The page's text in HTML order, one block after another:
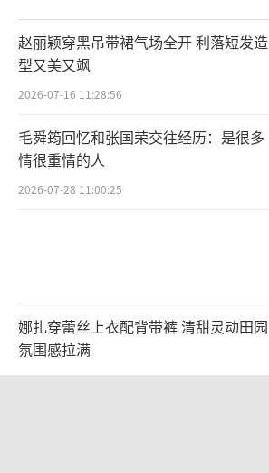
赵丽颖穿黑吊带裙气场全开 利落短发造
型又美又飒
2026-07-16 11:28:56
毛舜筠回忆和张国荣交往经历：是很多
情很重情的人
2026-07-28 11:00:25
娜扎穿蕾丝上衣配背带裤 清甜灵动田园
氛围感拉满
2026-08-03 13:56:51